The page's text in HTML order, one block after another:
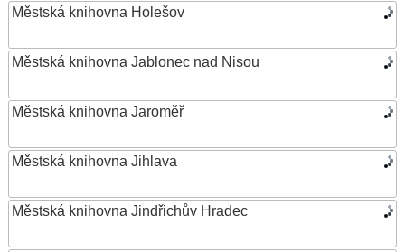
Městská knihovna Holešov
Městská knihovna Jablonec nad Nisou
Městská knihovna Jaroměř
Městská knihovna Jihlava
Městská knihovna Jindřichův Hradec